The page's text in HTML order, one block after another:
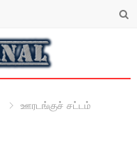
ஊரடங்குச் சட்டம்